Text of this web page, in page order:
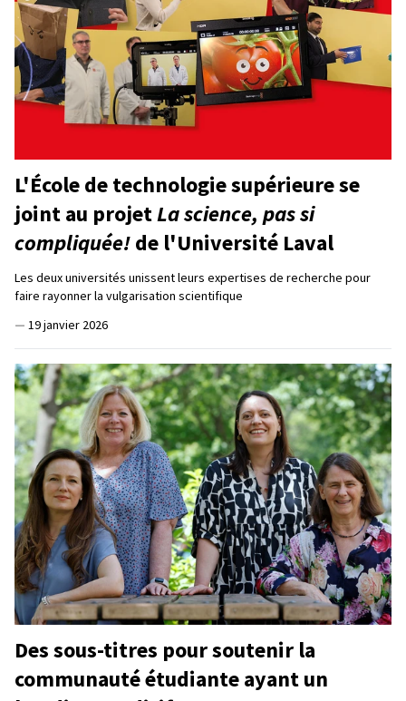
L'École de technologie supérieure se
joint au projetLa science, pas si
compliquée!de l'Université Laval
Les deux universités unissent leurs expertises de recherche pour
faire rayonner la vulgarisation scientifique
— 19 janvier 2026
Des sous-titres pour soutenir la
communauté étudiante ayant un